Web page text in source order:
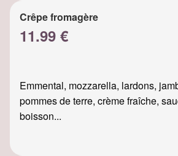
Crêpe fromagère
11.99 €
Emmental, mozzarella, lardons,
pommes de terre, crème fraîche,
boisson...